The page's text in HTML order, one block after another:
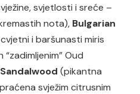
svjetlosti i sreće –
nota), Bulgarian
cvjetni i baršunasti miris
Oud
(pikantna
svježim citrusnim